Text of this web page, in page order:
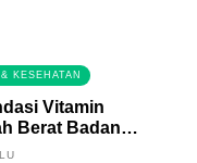
KESEHATAN
Vitamin
Berat Badan